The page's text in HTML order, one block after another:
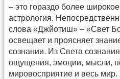
– это гораздо более
астрология.
слова «Джйотиш» – «Свет
освещает и проясняет
сознании. Из Света
ощущения, эмоции, мысли,
мировосприятие и весь